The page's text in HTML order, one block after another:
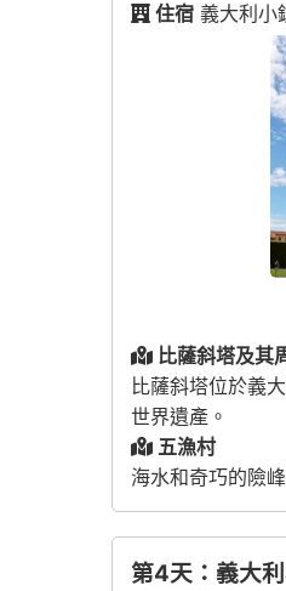
住宿 義大利小
比薩斜塔及其
比薩斜塔位於義
世界遺產。
五漁村
海水和奇巧的險
第4天：義大